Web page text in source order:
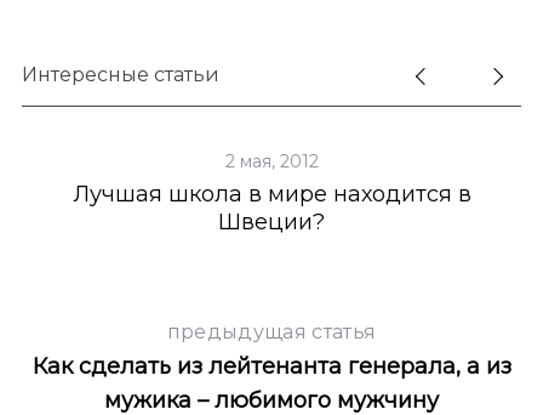
Интересные статьи
2 мая, 2012
Лучшая школа в мире находится в
Швеции?
предыдущая статья
Как сделать из лейтенанта генерала, а из
мужика – любимого мужчину